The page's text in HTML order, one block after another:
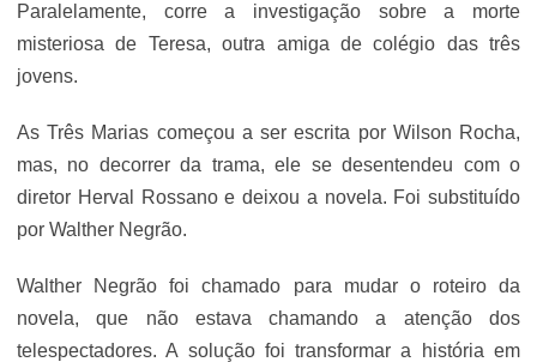
Paralelamente, corre a investigação sobre a morte
misteriosa de Teresa, outra amiga de colégio das três
jovens.
As Três Marias começou a ser escrita por Wilson Rocha,
mas, no decorrer da trama, ele se desentendeu com o
diretor Herval Rossano e deixou a novela. Foi substituído
por Walther Negrão.
Walther Negrão foi chamado para mudar o roteiro da
novela, que não estava chamando a atenção dos
telespectadores. A solução foi transformar a história em